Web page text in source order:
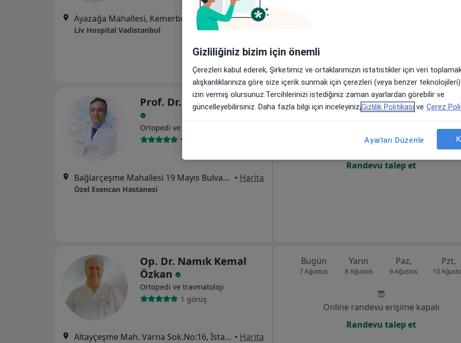
Ayazağa Mahallesi, Kemerburgaz Caddesi, Vadistanbul Park Etabı, 7F Blok, İstanbul •Harita
Liv Hospital Vadistanbul
Prof. Dr. Yüksel Yurttaş
Ortopedi ve travmatoloji
9 görüş
Bağlarçeşme Mahallesi 19 Mayıs Bulvarı No:18, Esenyurt • Harita
Özel Esencan Hastanesi
Bugün
7 Ağustos
Yarın
8 Ağustos
Paz,
9 Ağustos
Pzt,
10
Online randevu erişime kapalı
Randevu talep et
Op. Dr. Namık Kemal
Özkan
Ortopedi ve travmatoloji
1 görüş
Altayçeşme Mah. Varna Sok.No:16, İstanbul • Harita
Bugün
7 Ağustos
Yarın
8 Ağustos
Paz,
9 Ağustos
Pzt,
10
Online randevu erişime kapalı
Randevu talep et
Gizliliğiniz bizim için önemli
Çerezleri kabul ederek, Şirketimiz ve ortaklarımızın istatistikler için veri
alışkanlıklarınıza göre size içerik sunmak için çerezleri (veya benzer
izin vermiş olursunuz.Tercihlerinizi istediğiniz zaman ayarlardan görebilir ve
güncelleyebilirsiniz. Daha fazla bilgi için inceleyiniz,Gizlilik Politikası ve Çerez
Ayarları Düzenle